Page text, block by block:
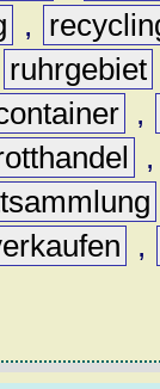
,
ruhrgebiet
,
,